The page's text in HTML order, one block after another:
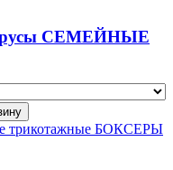
СЕМЕЙНЫЕ